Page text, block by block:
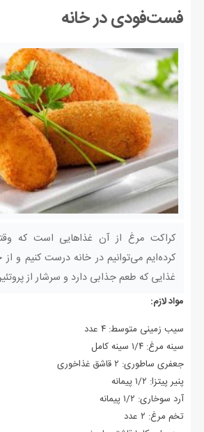
فست‌فودی در خانه
کراکت مرغ از آن غذاهایی است که
کرده‌ایم می‌توانیم در خانه درست کنیم و
غذایی که طعم جذابی دارد و سرشار از
مواد لازم:
سیب زمینی متوسط: ۴ عدد
سینه مرغ: ۱/۴ سینه کامل
جعفری ساطوری: ۲ قاشق غذاخوری
پنیر پیتزا: ۱/۲ پیمانه
آرد سوخاری: ۱/۲ پیمانه
تخم مرغ: ۲ عدد